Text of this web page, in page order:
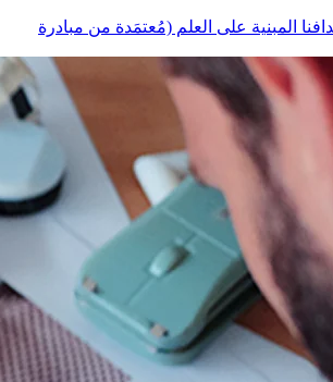
المبنية على العلم (مُعتمَدة من مبادرة